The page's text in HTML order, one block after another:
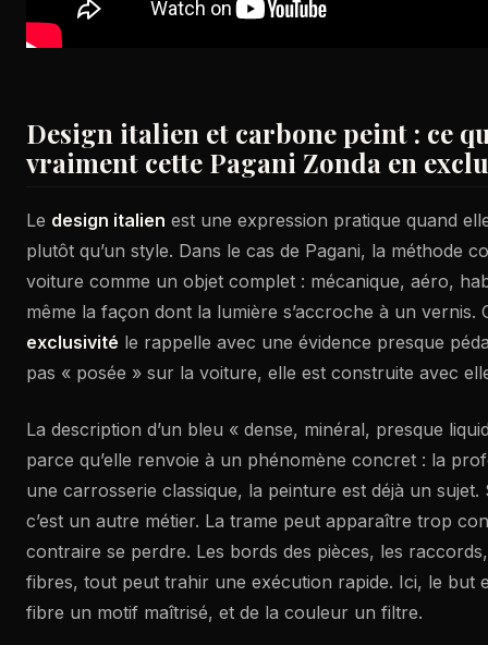
Design italien et carbone peint : ce
vraiment cette Pagani Zonda en
Le design italien est une expression pratique quand
plutôt qu’un style. Dans le cas de Pagani, la méthode
voiture comme un objet complet : mécanique, aéro,
même la façon dont la lumière s’accroche à un vernis.
exclusivité le rappelle avec une évidence presque
pas « posée » sur la voiture, elle est construite avec
La description d’un bleu « dense, minéral, presque
parce qu’elle renvoie à un phénomène concret : la
une carrosserie classique, la peinture est déjà un
c’est un autre métier. La trame peut apparaître trop
contraire se perdre. Les bords des pièces, les
fibres, tout peut trahir une exécution rapide. Ici, le but
fibre un motif maîtrisé, et de la couleur un filtre.